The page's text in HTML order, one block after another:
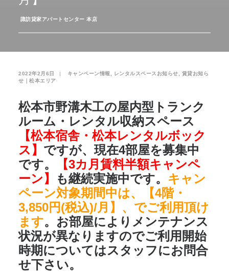
諏訪貸家アパートセンター 本店
2022年2月6日 | キャンペーン情報 レンタルスペースお知らせ
賃貸お知ら
せ｜松本エリア
松本市野溝木工の屋内型トランク
ルーム・レンタル収納スペース
【松本宿舎・松本レンタルボック
ス】 ですが、現在4部屋を募集中
です。
【3カ月賃料半額キャンペ
ーン】
も継続実施中です。 キャン
ペーン対象期間中は、【4階・
3,850円(税込)/月】、でご利用頂け
ます。お部屋によりメンテナンス
状況が異なりますのでご利用開始
時期についてはスタッフにお問合
せ下さい。